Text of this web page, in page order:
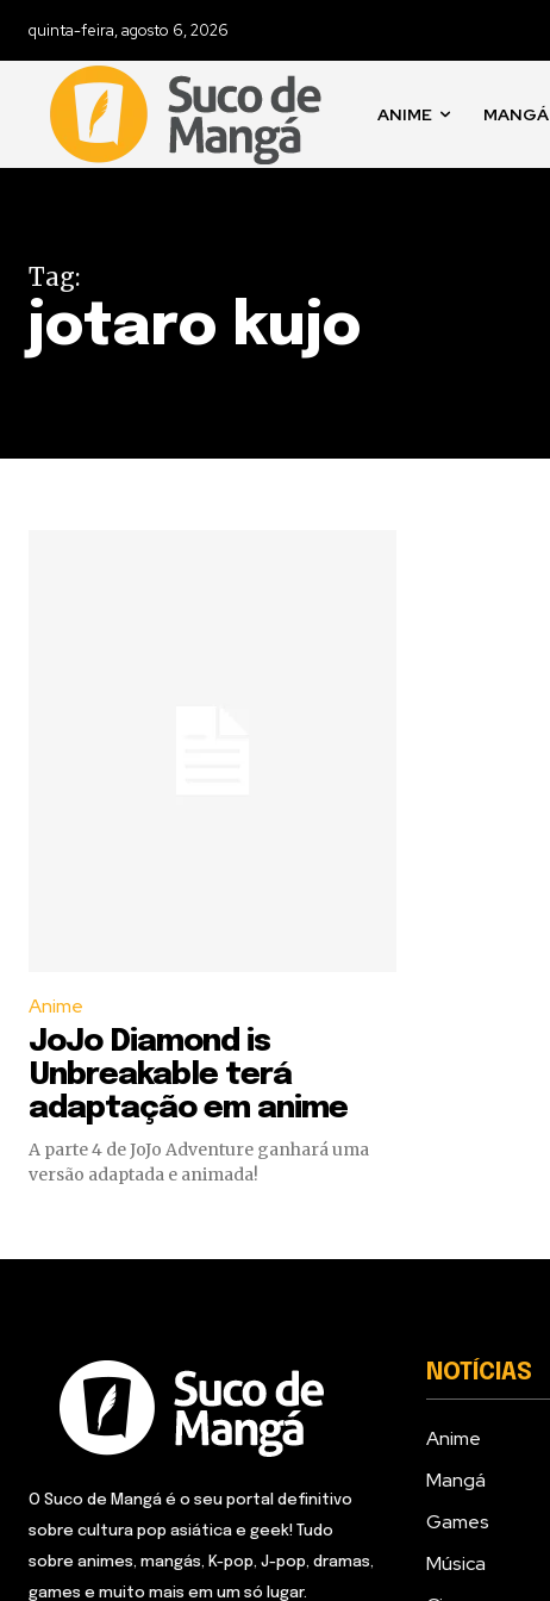
quinta-feira, agosto 6, 2026
ANIME MANGÁ
Tag:
jotaro kujo
Anime
JoJo Diamond is
Unbreakable terá
adaptação em anime
A parte 4 de JoJo Adventure ganhará uma
versão adaptada e animada!
O Suco de Mangá é o seu portal definitivo
sobre cultura pop asiática e geek! Tudo
sobre animes, mangás, K-pop, J-pop, dramas,
games e muito mais em um só lugar.
NOTÍCIAS
Anime
Mangá
Games
Música